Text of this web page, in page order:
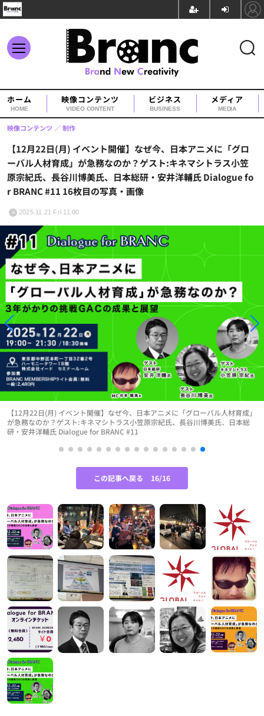
ホーム
HOME
映像コンテンツ
VIDEO CONTENT
ビジネス
BUSINESS
メディア
MEDIA
【12月22日(月) イベント開催】なぜ今、日本アニメに「グロ
ーバル人材育成」が急務なのか？ゲスト:キネマシトラス小笠
原宗紀氏、長谷川博美氏、日本総研・安井洋輔氏 Dialogue fo
r BRANC #11 16枚目の写真・画像
映像コンテンツ 制作
2025.11.21 Fri 11:00
【12月22日(月) イベント開催】なぜ今、日本アニメに「グローバル人材育成」
が急務なのか？ゲスト:キネマシトラス小笠原宗紀氏、長谷川博美氏、日本総
研・安井洋輔氏 Dialogue for BRANC #11
この記事へ戻る 16/16